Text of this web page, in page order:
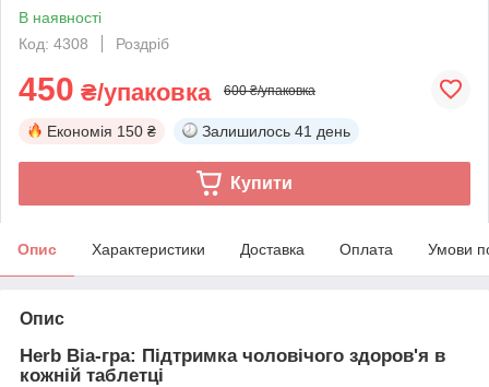
В наявності
Код: 4308
Роздріб
450 ₴/упаковка 600 ₴/упаковка
Економія 150 ₴ Залишилось 41 день
Купити
Опис Характеристики Доставка Оплата Умови
Опис
Herb Віа-гра: Підтримка чоловічого здоров'я в
кожній таблетці